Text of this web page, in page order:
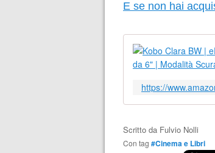
E se non hai
https://
Scritto da Fulvio Nolli
Con tag #Cinema e Libri